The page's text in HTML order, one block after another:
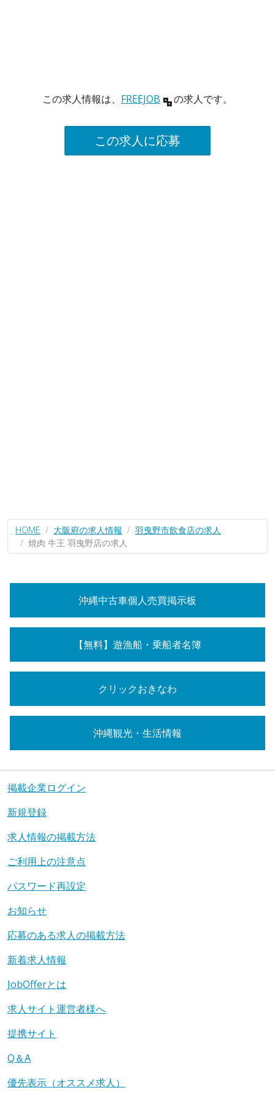
この求人情報は、 FREEJOB の求人です。
この求人に応募
HOME 大阪府の求人情報
羽曳野市飲食店の求人
焼肉 牛王 羽曳野店の求人
沖縄中古車個人売買掲示板
【無料】遊漁船・乗船者名簿
クリックおきなわ
沖縄観光・生活情報
掲載企業ログイン
新規登録
求人情報の掲載方法
ご利用上の注意点
パスワード再設定
お知らせ
応募のある求人の掲載方法
新着求人情報
JobOfferとは
求人サイト運営者様へ
提携サイト
Q＆A
優先表示（オススメ求人）